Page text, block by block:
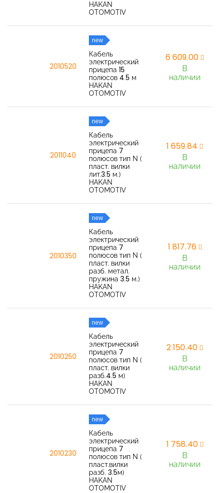
HAKAN
OTOMOTIV
2010520
new
Кабель
электрический
прицепа 15
полюсов 4.5 м
HAKAN
OTOMOTIV
6 609,00
В
наличии
2011040
new
Кабель
электрический
прицепа 7
полюсов тип N (
пласт. вилки
лит.3.5 м.)
HAKAN
OTOMOTIV
1 659,84
В
наличии
2010350
new
Кабель
электрический
прицепа 7
полюсов тип N (
пласт. вилки
разб. метал.
пружина 3.5 м.)
HAKAN
OTOMOTIV
1 817,76
В
наличии
2010250
new
Кабель
электрический
прицепа 7
полюсов тип N (
пласт. вилки
разб.4.5 м)
HAKAN
OTOMOTIV
2 150,40
В
наличии
2010230
new
Кабель
электрический
прицепа 7
полюсов тип N (
пласт.вилки
разб. 3.5м)
HAKAN
OTOMOTIV
1 758,40
В
наличии